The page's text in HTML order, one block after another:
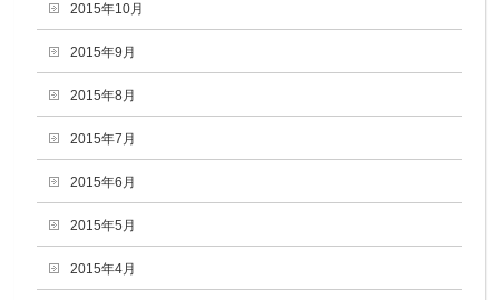
2015年10月
2015年9月
2015年8月
2015年7月
2015年6月
2015年5月
2015年4月